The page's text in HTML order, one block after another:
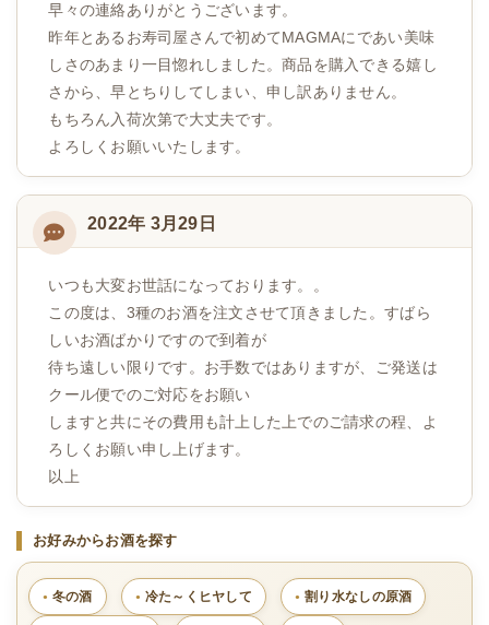
早々の連絡ありがとうございます。
昨年とあるお寿司屋さんで初めてMAGMAにであい美味
しさのあまり一目惚れしました。商品を購入できる嬉し
さから、早とちりしてしまい、申し訳ありません。
もちろん入荷次第で大丈夫です。
よろしくお願いいたします。
2022年 3月29日
いつも大変お世話になっております。。
この度は、3種のお酒を注文させて頂きました。すばら
しいお酒ばかりですので到着が
待ち遠しい限りです。お手数ではありますが、ご発送は
クール便でのご対応をお願い
しますと共にその費用も計上した上でのご請求の程、よ
ろしくお願い申し上げます。
以上
お好みからお酒を探す
冬の酒 冷た～くヒヤして 割り水なしの原酒